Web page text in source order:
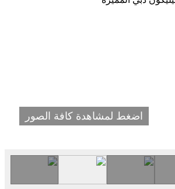
اضغط لمشاهدة كافة الصور